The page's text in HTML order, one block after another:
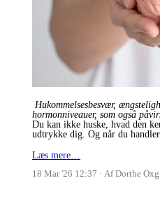
Hukommelsesbesvær,
hormonniveauer, som også
Du kan ikke huske, hvad den
udtrykke dig. Og når du
Læs mere…
18 Mar '26 12:37
Af Dorthe